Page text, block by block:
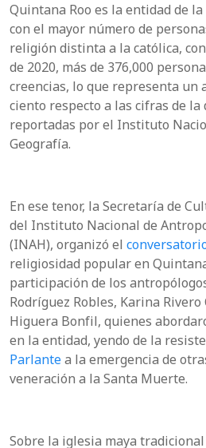
Quintana Roo es la entidad de
con el mayor número de
religión distinta a la católica,
de 2020, más de 376,000
creencias, lo que representa un
ciento respecto a las cifras de la
reportadas por el Instituto
Geografía.
En ese tenor, la Secretaría de
del Instituto Nacional de
(INAH), organizó el
religiosidad popular en
participación de los
Rodríguez Robles, Karina
Higuera Bonfil, quienes
en la entidad, yendo de la
Parlantea la emergencia de
veneración a la Santa Muerte.
Sobre la iglesia maya